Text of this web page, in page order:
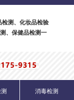
测、化妆品检验
、保健品检测一
消毒检测